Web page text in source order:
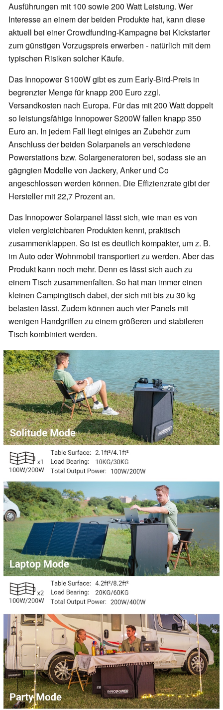
Ausführungen mit 100 sowie 200 Watt Leistung. Wer
Interesse an einem der beiden Produkte hat, kann diese
aktuell bei einer Crowdfunding-Kampagne bei Kickstarter
zum günstigen Vorzugspreis erwerben - natürlich mit dem
typischen Risiken solcher Käufe.
Das Innopower S100W gibt es zum Early-Bird-Preis in
begrenzter Menge für knapp 200 Euro zzgl.
Versandkosten nach Europa. Für das mit 200 Watt doppelt
so leistungsfähige Innopower S200W fallen knapp 350
Euro an. In jedem Fall liegt einiges an Zubehör zum
Anschluss der beiden Solarpanels an verschiedene
Powerstations bzw. Solargeneratoren bei, sodass sie an
gägngien Modelle von Jackery, Anker und Co
angeschlossen werden können. Die Effizienzrate gibt der
Hersteller mit 22,7 Prozent an.
Das Innopower Solarpanel lässt sich, wie man es von
vielen vergleichbaren Produkten kennt, praktisch
zusammenklappen. So ist es deutlich kompakter, um z. B.
im Auto oder Wohnmobil transportiert zu werden. Aber das
Produkt kann noch mehr. Denn es lässt sich auch zu
einem Tisch zusammenfalten. So hat man immer einen
kleinen Campingtisch dabei, der sich mit bis zu 30 kg
belasten lässt. Zudem können auch vier Panels mit
wenigen Handgriffen zu einem größeren und stabileren
Tisch kombiniert werden.